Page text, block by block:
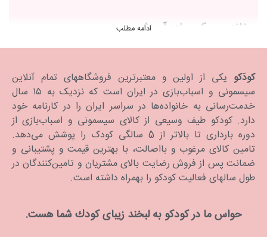
خانه عروسکی ساده آموزشی
جانبی همراه است. این محصول نیز به رشد مهارت‌های اجتماعی و
هوش هیجانی کمک می‌کند.
فواید خرید خانه عروسک اسباب بازی
خانه عروسک اسباب‌بازی مزایای بی شماری را برای رشد کودکان و
تجربه های بازی دارد. در اینجا به چند مزیت کلیدی اشاره می‌کنیم:
تقویت قوه تخیل: این محصول به کودکان این امکان را می دهد که
فرصت‌های ایفای نقش : کودکان می‌توانند نقش‌ها و روایت‌های
ادامه مطلب
کودَکو یکی از اولین و معتبرترین فروشگاههای تمام آنلاین
سیسمونی و اسباب‌بازی در ایران است که نزدیک به ۱۵ سال
خدمت‌رسانی به خانواده‌ها در سراسر ایران را در کارنامه خود
دارد. كودكو طیف وسیعی از کالای سیسمونی و اسباب‌بازی از
دوره بارداری تا بالاتر از 5 سالگی کودک را پوشش می‌دهد.
تامین کالای مرغوب و بااصالت، با بهترین قیمت و پشتیبانی و
ضمانت پس از فروش رضایت بالای مشتریان و تامین‌کنندگان در
طول سالهای فعالیت کودکو را بهمراه داشته است.
حواس ما در كودكو به لبخند زیبای كودك شما هست.